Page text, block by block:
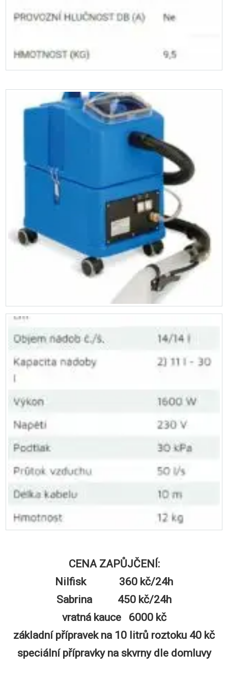
CENA ZAPŮJČENÍ:
Nilfisk 360 kč/24h
Sabrina 450 kč/24h
vratná kauce 6000 kč
základní přípravek na 10 litrů roztoku 40 kč
speciální přípravky na skvrny dle domluvy